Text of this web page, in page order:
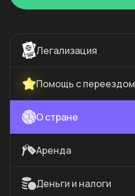
Легализация
Помощь с переездом
О стране
Аренда
Деньги и налоги